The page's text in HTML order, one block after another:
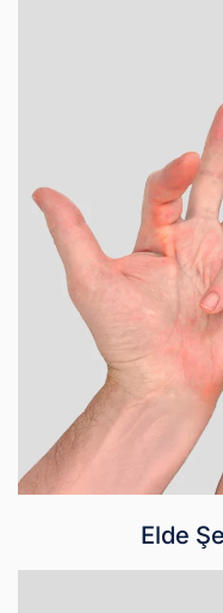
Elde